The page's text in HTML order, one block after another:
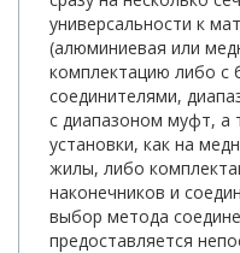
универсальности к
(алюминиевая или
комплектацию либо с
соединителями,
с диапазоном муфт,
установки, как на
жилы, либо
наконечников и
выбор метода
предоставляется